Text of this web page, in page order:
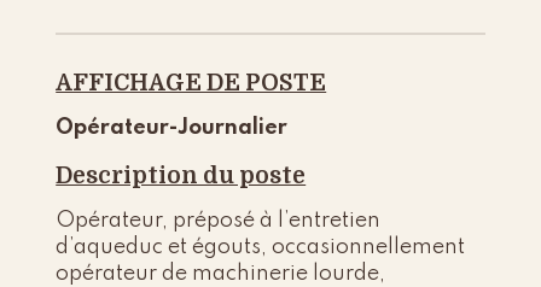
AFFICHAGE DE POSTE
Opérateur-Journalier
Description du poste
Opérateur, préposé à l’entretien
d’aqueduc et égouts, occasionnellement
opérateur de machinerie lourde,